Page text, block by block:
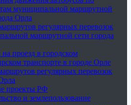
муниципальной маршрутной
Орла
регулярных перевозок
маршрутной сети города
проезд в городском
транспорте в городе Орле
регулярных перевозок
проекты РФ
и землепользование